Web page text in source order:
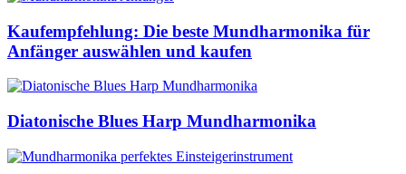
Kaufempfehlung: Die beste Mundharmonika für
Anfänger auswählen und kaufen
Diatonische Blues Harp Mundharmonika